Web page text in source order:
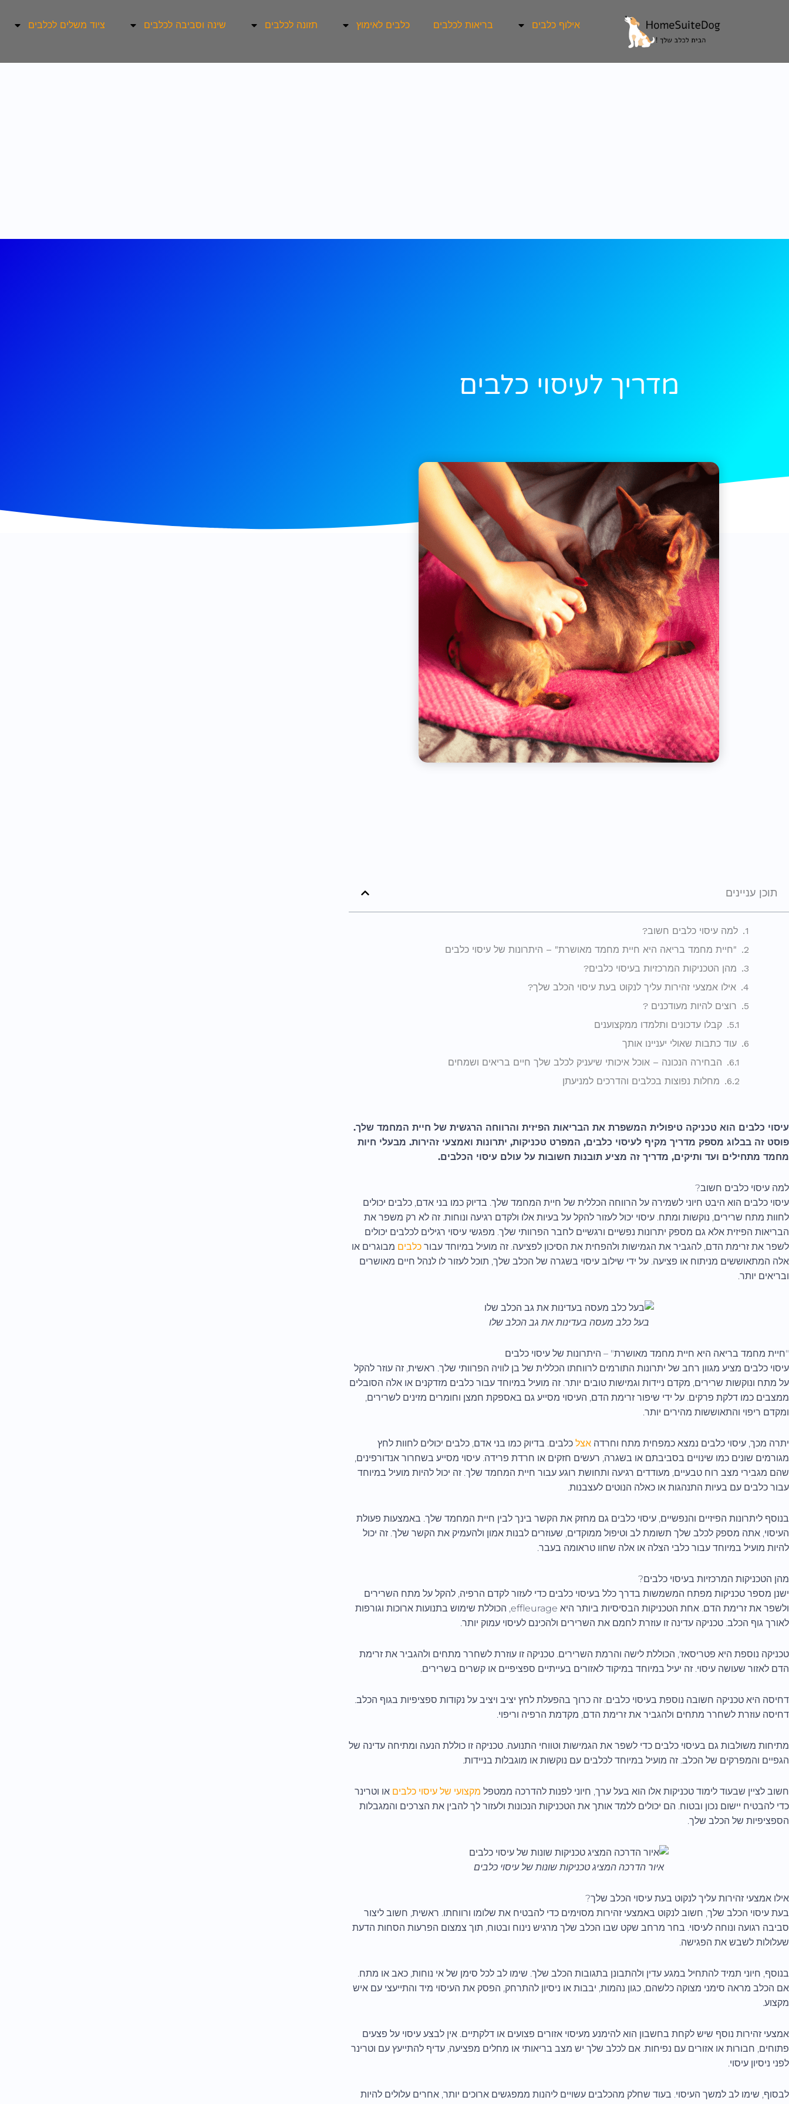
אילוף כלבים בריאות לכלבים כלבים לאימוץ תזונה לכלבים שינה וסביבה לכלבים ציוד משלים לכלבים
מדריך לעיסוי כלבים
תוכן עניינים
למה עיסוי כלבים חשוב?
"חיית מחמד בריאה היא חיית מחמד מאושרת" – היתרונות של עיסוי כלבים
מהן הטכניקות המרכזיות בעיסוי כלבים?
אילו אמצעי זהירות עליך לנקוט בעת עיסוי הכלב שלך?
רוצים להיות מעודכנים ?
קבלו עדכונים ותלמדו ממקצוענים
עוד כתבות שאולי יעניינו אותך
הבחירה הנכונה – אוכל איכותי שיעניק לכלב שלך חיים בריאים ושמחים
מחלות נפוצות בכלבים והדרכים למניעתן
עיסוי כלבים הוא טכניקה טיפולית המשפרת את הבריאות הפיזית והרווחה הרגשית של חיית המחמד שלך.
פוסט זה בבלוג מספק מדריך מקיף לעיסוי כלבים, המפרט טכניקות, יתרונות ואמצעי זהירות. מבעלי חיות
מחמד מתחילים ועד ותיקים, מדריך זה מציע תובנות חשובות על עולם עיסוי הכלבים.
למה עיסוי כלבים חשוב?
עיסוי כלבים הוא היבט חיוני לשמירה על הרווחה הכללית של חיית המחמד שלך. בדיוק כמו בני אדם, כלבים יכולים
לחוות מתח שרירים, נוקשות ומתח. עיסוי יכול לעזור להקל על בעיות אלו ולקדם רגיעה ונוחות. זה לא רק משפר את
הבריאות הפיזית אלא גם מספק יתרונות נפשיים ורגשיים לחבר הפרוותי שלך. מפגשי עיסוי רגילים לכלבים יכולים
לשפר את זרימת הדם, להגביר את הגמישות ולהפחית את הסיכון לפציעה. זה מועיל במיוחד עבור כלבים מבוגרים או
אלה המתאוששים מניתוח או פציעה. על ידי שילוב עיסוי בשגרה של הכלב שלך, תוכל לעזור לו לנהל חיים מאושרים
ובריאים יותר.
בעל כלב מעסה בעדינות את גב הכלב שלו
"חיית מחמד בריאה היא חיית מחמד מאושרת" – היתרונות של עיסוי כלבים
עיסוי כלבים מציע מגוון רחב של יתרונות התורמים לרווחתו הכללית של בן לוויה הפרוותי שלך. ראשית, זה עוזר להקל
על מתח ונוקשות שרירים, מקדם ניידות וגמישות טובים יותר. זה מועיל במיוחד עבור כלבים מזדקנים או אלה הסובלים
ממצבים כמו דלקת פרקים. על ידי שיפור זרימת הדם, העיסוי מסייע גם באספקת חמצן וחומרים מזינים לשרירים,
ומקדם ריפוי והתאוששות מהירים יותר.
יתרה מכך, עיסוי כלבים נמצא כמפחית מתח וחרדה אצל כלבים. בדיוק כמו בני אדם, כלבים יכולים לחוות לחץ
מגורמים שונים כמו שינויים בסביבתם או בשגרה, רעשים חזקים או חרדת פרידה. עיסוי מסייע בשחרור אנדורפינים,
שהם מגבירי מצב רוח טבעיים, מעודדים רגיעה ותחושת רוגע עבור חיית המחמד שלך. זה יכול להיות מועיל במיוחד
עבור כלבים עם בעיות התנהגות או כאלה הנוטים לעצבנות.
בנוסף ליתרונות הפיזיים והנפשיים, עיסוי כלבים גם מחזק את הקשר בינך לבין חיית המחמד שלך. באמצעות פעולת
העיסוי, אתה מספק לכלב שלך תשומת לב וטיפול ממוקדים, שעוזרים לבנות אמון ולהעמיק את הקשר שלך. זה יכול
להיות מועיל במיוחד עבור כלבי הצלה או אלה שחוו טראומה בעבר.
מהן הטכניקות המרכזיות בעיסוי כלבים?
ישנן מספר טכניקות מפתח המשמשות בדרך כלל בעיסוי כלבים כדי לעזור לקדם הרפיה, להקל על מתח השרירים
ולשפר את זרימת הדם. אחת הטכניקות הבסיסיות ביותר היא effleurage, הכוללת שימוש בתנועות ארוכות וגורפות
לאורך גוף הכלב. טכניקה עדינה זו עוזרת לחמם את השרירים ולהכינם לעיסוי עמוק יותר.
טכניקה נוספת היא פטריסאז', הכוללת לישה והרמת השרירים. טכניקה זו עוזרת לשחרר מתחים ולהגביר את זרימת
הדם לאזור שעושה עיסוי. זה יעיל במיוחד במיקוד לאזורים בעייתיים ספציפיים או קשרים בשרירים.
דחיסה היא טכניקה חשובה נוספת בעיסוי כלבים. זה כרוך בהפעלת לחץ יציב ויציב על נקודות ספציפיות בגוף הכלב.
דחיסה עוזרת לשחרר מתחים ולהגביר את זרימת הדם, מקדמת הרפיה וריפוי.
מתיחות משולבות גם בעיסוי כלבים כדי לשפר את הגמישות וטווחי התנועה. טכניקה זו כוללת הנעה ומתיחה עדינה של
הגפיים והמפרקים של הכלב. זה מועיל במיוחד לכלבים עם נוקשות או מוגבלות בניידות.
חשוב לציין שבעוד לימוד טכניקות אלו הוא בעל ערך, חיוני לפנות להדרכה ממטפל מקצועי של עיסוי כלבים או וטרינר
כדי להבטיח יישום נכון ובטוח. הם יכולים ללמד אותך את הטכניקות הנכונות ולעזור לך להבין את הצרכים והמגבלות
הספציפיות של הכלב שלך.
איור הדרכה המציג טכניקות שונות של עיסוי כלבים
אילו אמצעי זהירות עליך לנקוט בעת עיסוי הכלב שלך?
בעת עיסוי הכלב שלך, חשוב לנקוט באמצעי זהירות מסוימים כדי להבטיח את שלומו ורווחתו. ראשית, חשוב ליצור
סביבה רגועה ונוחה לעיסוי. בחר מרחב שקט שבו הכלב שלך מרגיש נינוח ובטוח, תוך צמצום הפרעות הסחות הדעת
שעלולות לשבש את הפגישה.
בנוסף, חיוני תמיד להתחיל במגע עדין ולהתבונן בתגובות הכלב שלך. שימו לב לכל סימן של אי נוחות, כאב או מתח.
אם הכלב מראה סימני מצוקה כלשהם, כגון נהמות, יבבות או ניסיון להתרחק, הפסק את העיסוי מיד והתייעצי עם איש
מקצוע.
אמצעי זהירות נוסף שיש לקחת בחשבון הוא להימנע מעיסוי אזורים פצועים או דלקתיים. אין לבצע עיסוי על פצעים
פתוחים, חבורות או אזורים עם נפיחות. אם לכלב שלך יש מצב בריאותי או מחלים מפציעה, עדיף להתייעץ עם וטרינר
לפני ניסיון עיסוי.
לבסוף, שימו לב למשך העיסוי. בעוד שחלק מהכלבים עשויים ליהנות ממפגשים ארוכים יותר, אחרים עלולים להיות